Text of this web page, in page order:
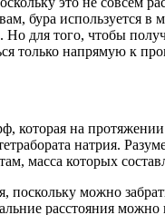
бура используется в
для того, чтобы
только напрямую к
на протяжении
натрия.
масса которых
можно
расстояния можно